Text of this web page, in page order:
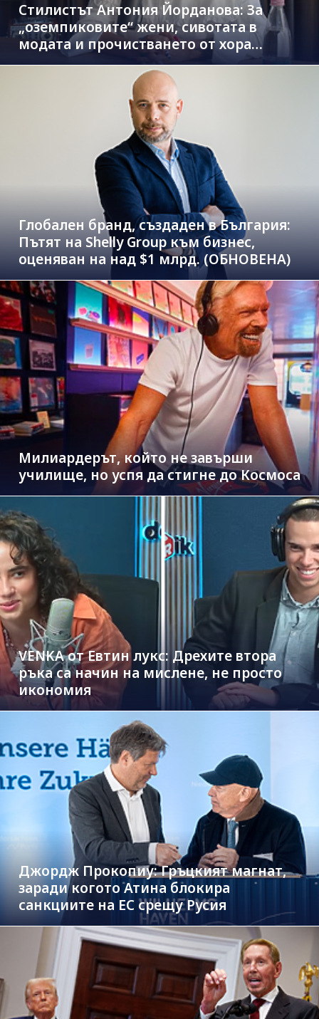
Стилистът Антония Йорданова: За
„оземпиковите“ жени, сивотата в
модата и прочистването от хора
паразити
Глобален бранд, създаден в България:
Пътят на Shelly Group към бизнес,
оценяван на над $1 млрд. (ОБНОВЕНА)
Милиардерът, който не завърши
училище, но успя да стигне до Космоса
VENKA от Евтин лукс: Дрехите втора
ръка са начин на мислене, не просто
икономия
Джордж Прокопиу: Гръцкият магнат,
заради когото Атина блокира
санкциите на ЕС срещу Русия